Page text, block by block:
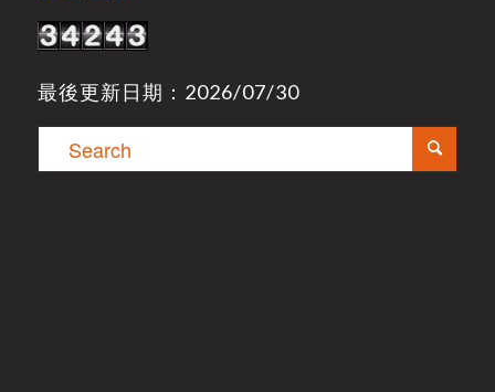
最後更新日期：2026/07/30